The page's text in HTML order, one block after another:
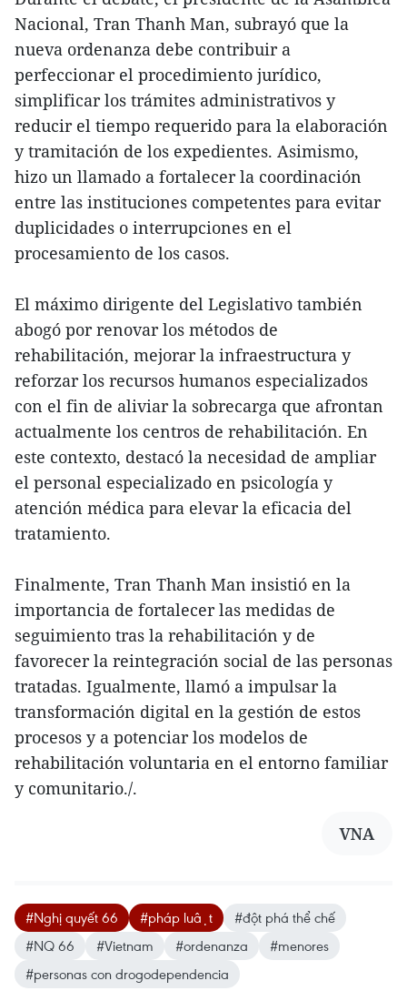
Nacional, Tran Thanh Man, subrayó que la
nueva ordenanza debe contribuir a
perfeccionar el procedimiento jurídico,
simplificar los trámites administrativos y
reducir el tiempo requerido para la elaboración
y tramitación de los expedientes. Asimismo,
hizo un llamado a fortalecer la coordinación
entre las instituciones competentes para evitar
duplicidades o interrupciones en el
procesamiento de los casos.
El máximo dirigente del Legislativo también
abogó por renovar los métodos de
rehabilitación, mejorar la infraestructura y
reforzar los recursos humanos especializados
con el fin de aliviar la sobrecarga que afrontan
actualmente los centros de rehabilitación. En
este contexto, destacó la necesidad de ampliar
el personal especializado en psicología y
atención médica para elevar la eficacia del
tratamiento.
Finalmente, Tran Thanh Man insistió en la
importancia de fortalecer las medidas de
seguimiento tras la rehabilitación y de
favorecer la reintegración social de las personas
tratadas. Igualmente, llamó a impulsar la
transformación digital en la gestión de estos
procesos y a potenciar los modelos de
rehabilitación voluntaria en el entorno familiar
y comunitario./.
VNA
#Nghị quyết 66 #pháp luật
#đột phá thể chế
#NQ 66
#Vietnam #ordenanza
#menores
#personas con drogodependencia